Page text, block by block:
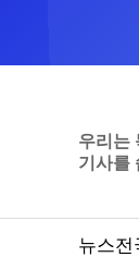
우리는
기사를
뉴스전